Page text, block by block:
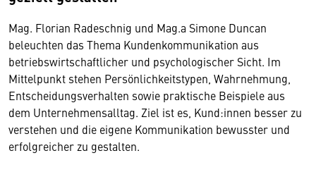
Mag. Florian Radeschnig und Mag.a Simone Duncan
beleuchten das Thema Kundenkommunikation aus
betriebswirtschaftlicher und psychologischer Sicht. Im
Mittelpunkt stehen Persönlichkeitstypen, Wahrnehmung,
Entscheidungsverhalten sowie praktische Beispiele aus
dem Unternehmensalltag. Ziel ist es, Kund:innen besser zu
verstehen und die eigene Kommunikation bewusster und
erfolgreicher zu gestalten.